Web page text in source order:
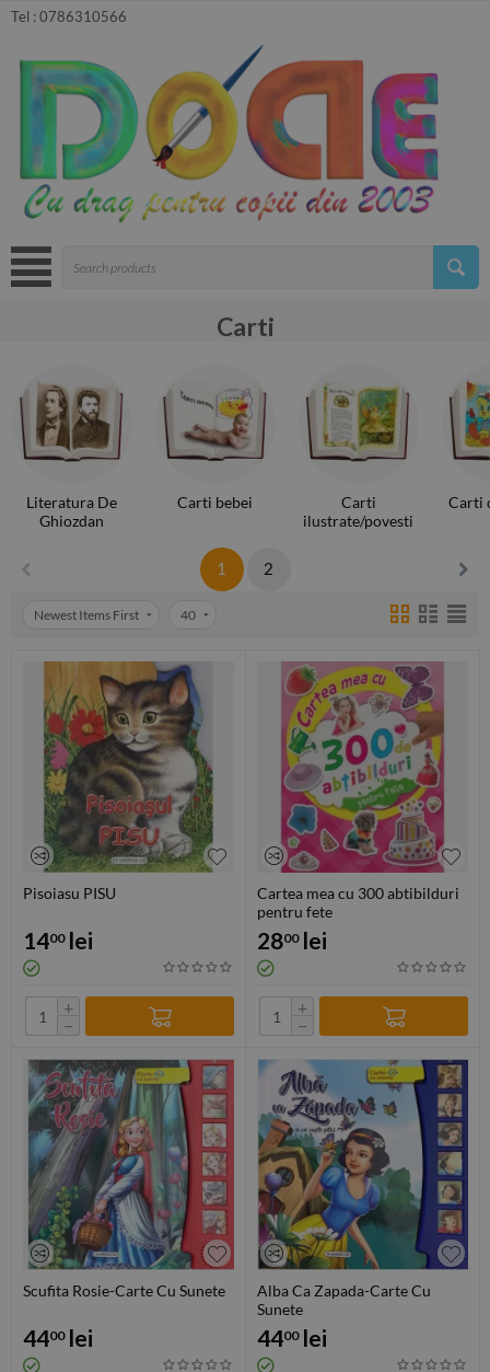
Tel :0786310566
Carti
Literatura De
Ghiozdan
Carti bebei
Carti
ilustrate/povesti
Carti
1 2
Newest Items First 40
Pisoiasu PISU
1400 lei
+
−
Cartea mea cu 300 abtibilduri
pentru fete
2800 lei
+
−
Scufita Rosie-Carte Cu Sunete
4400 lei
Alba Ca Zapada-Carte Cu
Sunete
4400 lei